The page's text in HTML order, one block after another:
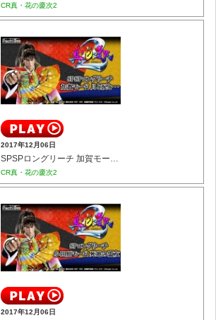
CR真・花の慶次2
2017年12月06日
SPSPロングリーチ 加賀モード 月と涙と･･･
CR真・花の慶次2
2017年12月06日